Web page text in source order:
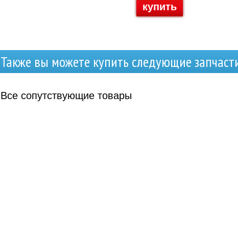
купить
Также вы можете купить следующие
Все сопутствующие товары